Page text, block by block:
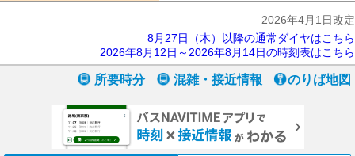
2026年4月1日改定
8月27日（木）以降の通常ダイヤはこちら
2026年8月12日～2026年8月14日の時刻表はこちら
所要時分 混雑・接近情報 のりば地図